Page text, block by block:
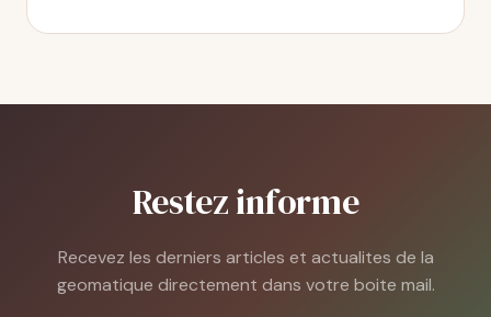
Restez informe
Recevez les derniers articles et actualites de la
geomatique directement dans votre boite mail.